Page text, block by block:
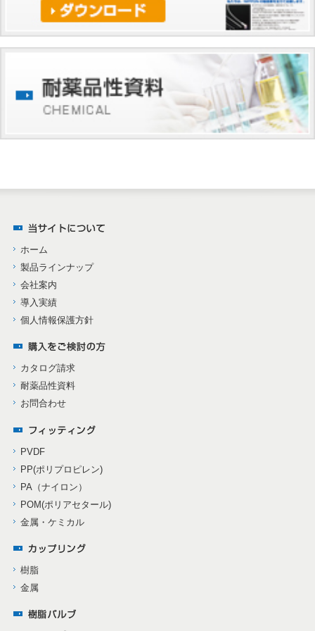
ホーム
製品ラインナップ
会社案内
導入実績
個人情報保護方針
カタログ請求
耐薬品性資料
お問合わせ
PVDF
PP(ポリプロピレン)
PA（ナイロン）
POM(ポリアセタール)
金属・ケミカル
樹脂
金属